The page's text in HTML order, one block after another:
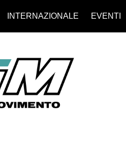
INTERNAZIONALE EVENTI